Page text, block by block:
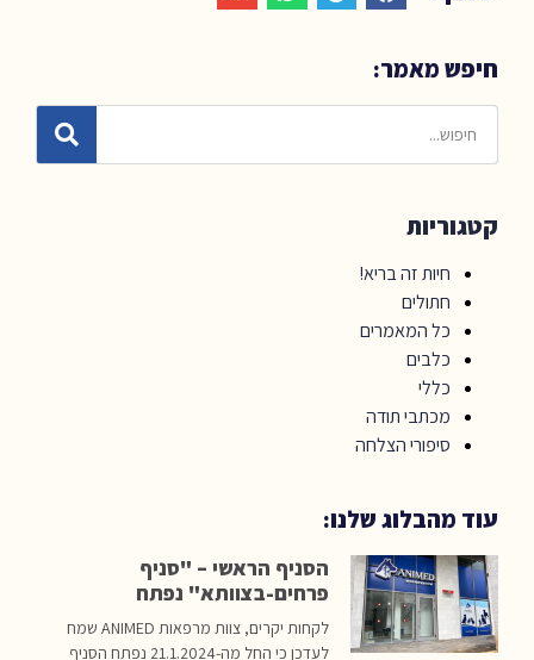
חיפש מאמר:
קטגוריות
חיות זה בריא!
חתולים
כל המאמרים
כלבים
כללי
מכתבי תודה
סיפורי הצלחה
עוד מהבלוג שלנו:
הסניף הראשי – "סניף
פרחים-בצוותא" נפתח
לקחות יקרים, צוות מרפאות ANIMED שמח
לעדכן כי החל מה-21.1.2024 נפתח הסניף